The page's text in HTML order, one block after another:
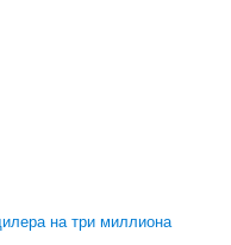
на три миллиона